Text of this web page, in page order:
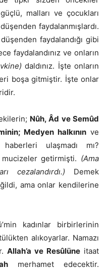
malları ve çocukları
faydalanmışlardı.
faydalandığı gibi
faydalandınız ve onların
daldınız. İşte onların
boşa gitmiştir. İşte onlar
Nûh, Âd ve Semûd
Medyen halkının ve
ulaşmadı mı?
getirmişti. (Ama
cezalandırdı.) Demek
ama onlar kendilerine
kadınlar birbirlerinin
alıkoyarlar. Namazı
Allah’a ve Resûlüne itaat
merhamet edecektir.